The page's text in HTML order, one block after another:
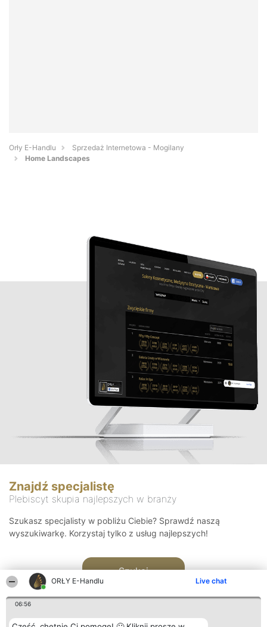
ORŁY E-Handlu Live chat
06:56
Orły E-Handlu
Sprzedaż Internetowa - Mogilany
Home Landscapes
Znajdź specjalistę
Plebiscyt skupia najlepszych w branży
Szukasz specjalisty w pobliżu Ciebie? Sprawdź naszą
wyszukiwarkę. Korzystaj tylko z usług najlepszych!
Szukaj